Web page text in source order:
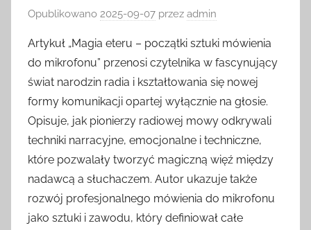
Opublikowano 2025-09-07 przez admin
Artykuł „Magia eteru – początki sztuki mówienia
do mikrofonu” przenosi czytelnika w fascynujący
świat narodzin radia i kształtowania się nowej
formy komunikacji opartej wyłącznie na głosie.
Opisuje, jak pionierzy radiowej mowy odkrywali
techniki narracyjne, emocjonalne i techniczne,
które pozwalały tworzyć magiczną więź między
nadawcą a słuchaczem. Autor ukazuje także
rozwój profesjonalnego mówienia do mikrofonu
jako sztuki i zawodu, który definiował całe